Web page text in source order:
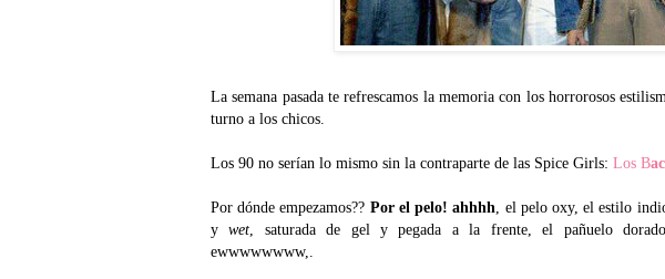
La semana pasada te refrescamos la memoria con los horrorosos
turno a los chicos.
Los 90 no serían lo mismo sin la contraparte de las Spice Girls: Los B
Por dónde empezamos?? Por el pelo! ahhhh , el pelo oxy, el estilo
ywet , saturada de gel y pegada a la frente, el pañuelo
ewwwwwwww,.